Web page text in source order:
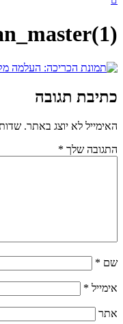
כתיבת תגובה
האימייל לא יוצג באתר.
התגובה שלך *
שם *
אימייל *
אתר